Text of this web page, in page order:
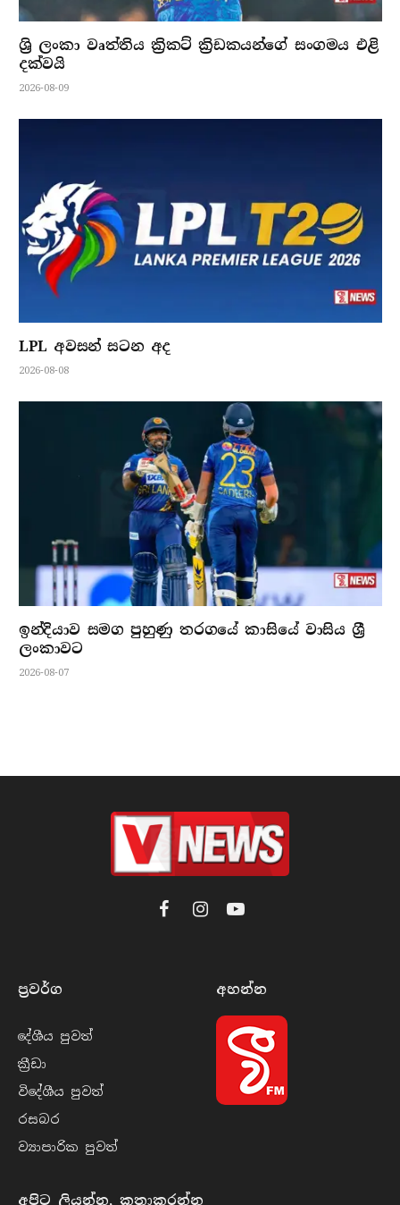
ශ්‍රි ලංකා වෘත්තිය ක්‍රිකට් ක්‍රිඩකයන්ගේ සංගමය එළි
දක්වයි
2026-08-09
LPL අවසන් සටන අද
2026-08-08
ඉන්දියාව සමග පුහුණු තරගයේ කාසියේ වාසිය ශ්‍රී
ලංකාවට
2026-08-07
FacebookInstagramYouTube
ප්‍රවර්​ග
දේශීය පුව​ත්
ක්‍රී​ඩා
විදේශීය පුව​ත්
රසබ​ර
ව්‍යාපාරික පුව​ත්
අහන්​න
අපිට ලියන්න, කතාකරන්න